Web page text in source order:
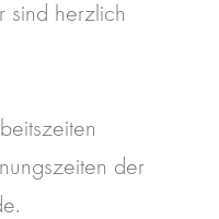
sind herzlich
der